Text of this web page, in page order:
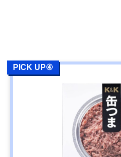
PICK UP④